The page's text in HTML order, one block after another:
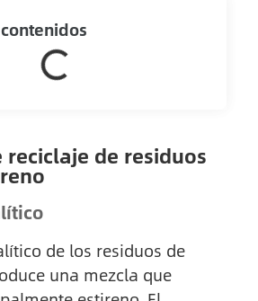
reciclaje de residuos
de los residuos de
una mezcla que